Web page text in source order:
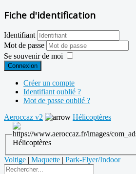
Fiche d'identification
Identifiant
Mot de passe
Se souvenir de moi
Connexion
Créer un compte
Identifiant oublié ?
Mot de passe oublié ?
Aeroccaz v2
Hélicoptères
Hélicoptères
Voltige Maquette Park-Flyer/Indoor